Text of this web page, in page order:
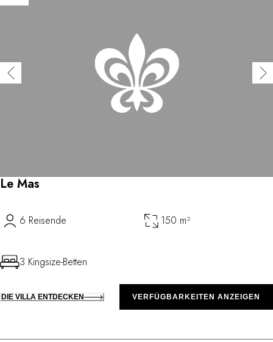
Le Mas
6 Reisende 150 m²
3 Kingsize-Betten
DIE VILLA ENTDECKEN VERFÜGBARKEITEN ANZEIGEN